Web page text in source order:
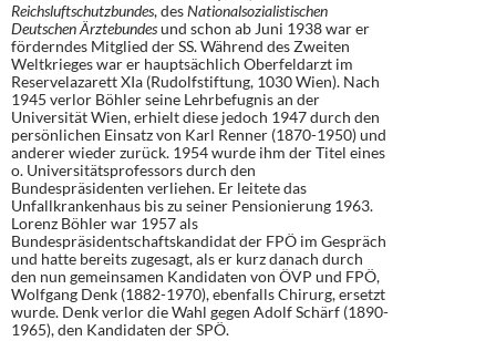
Reichsluftschutzbundes, desNationalsozialistischen
Deutschen Ärztebundesund schon ab Juni 1938 war er
förderndes Mitglied der SS. Während des Zweiten
Weltkrieges war er hauptsächlich Oberfeldarzt im
Reservelazarett XIa (Rudolfstiftung, 1030 Wien). Nach
1945 verlor Böhler seine Lehrbefugnis an der
Universität Wien, erhielt diese jedoch 1947 durch den
persönlichen Einsatz von Karl Renner (1870-1950) und
anderer wieder zurück. 1954 wurde ihm der Titel eines
o. Universitätsprofessors durch den
Bundespräsidenten verliehen. Er leitete das
Unfallkrankenhaus bis zu seiner Pensionierung 1963.
Lorenz Böhler war 1957 als
Bundespräsidentschaftskandidat der FPÖ im Gespräch
und hatte bereits zugesagt, als er kurz danach durch
den nun gemeinsamen Kandidaten von ÖVP und FPÖ,
Wolfgang Denk (1882-1970), ebenfalls Chirurg, ersetzt
wurde. Denk verlor die Wahl gegen Adolf Schärf (1890-
1965), den Kandidaten der SPÖ.